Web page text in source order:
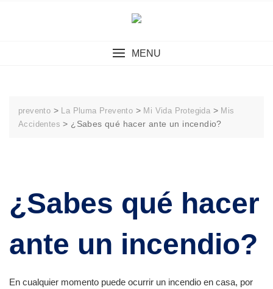
MENU
prevento > La Pluma Prevento > Mi Vida Protegida > Mis
Accidentes > ¿Sabes qué hacer ante un incendio?
¿Sabes qué hacer
ante un incendio?
En cualquier momento puede ocurrir un incendio en casa, por